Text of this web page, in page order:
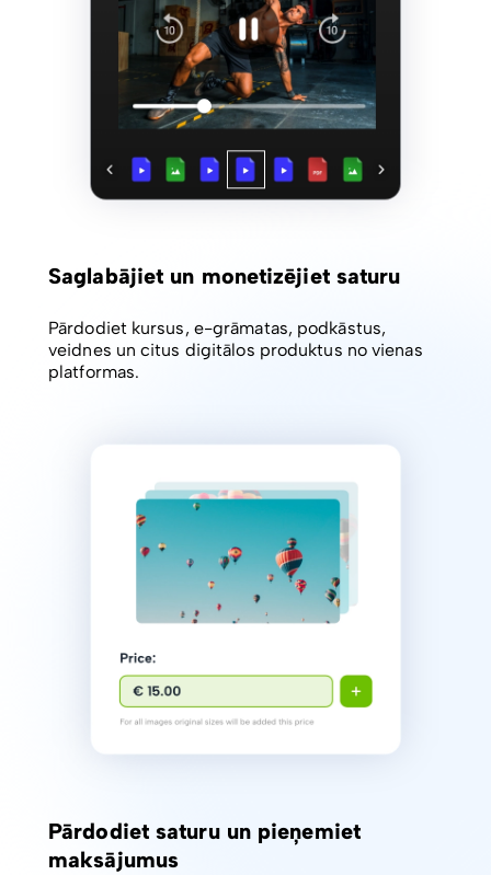
Saglabājiet un monetizējiet saturu
Pārdodiet kursus, e-grāmatas, podkāstus,
veidnes un citus digitālos produktus no vienas
platformas.
Pārdodiet saturu un pieņemiet
maksājumus